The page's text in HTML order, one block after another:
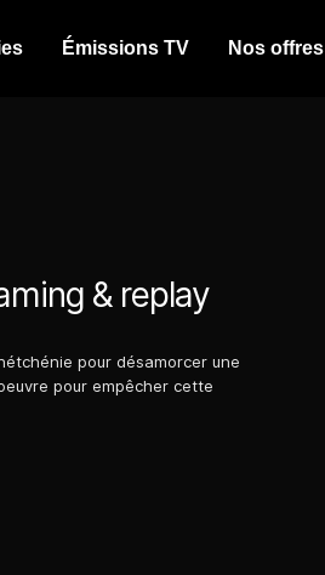
Émissions TV Nos offres
& replay
pour désamorcer une
pour empêcher cette